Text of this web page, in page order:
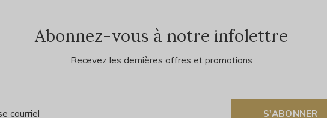
Abonnez-vous à notre infolettre
Recevez les dernières offres et promotions
S'ABONNER